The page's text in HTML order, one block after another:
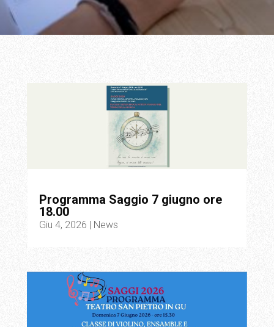
Programma Saggio 7 giugno ore
18.00
Giu 4, 2026 | News